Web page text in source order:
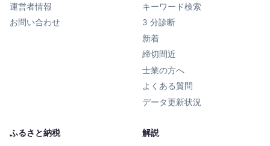
運営者情報
お問い合わせ
キーワード検索
3 分診断
新着
締切間近
士業の方へ
よくある質問
データ更新状況
ふるさと納税 解説